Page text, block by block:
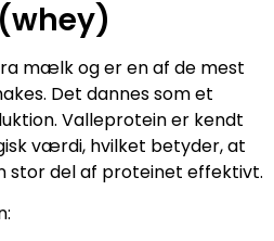
mælk og er en af de mest
Det dannes som et
Valleprotein er kendt
værdi, hvilket betyder, at
stor del af proteinet effektivt.